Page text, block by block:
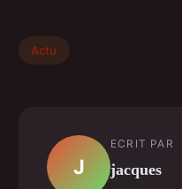
Actu
J
ECRIT PAR
jacques